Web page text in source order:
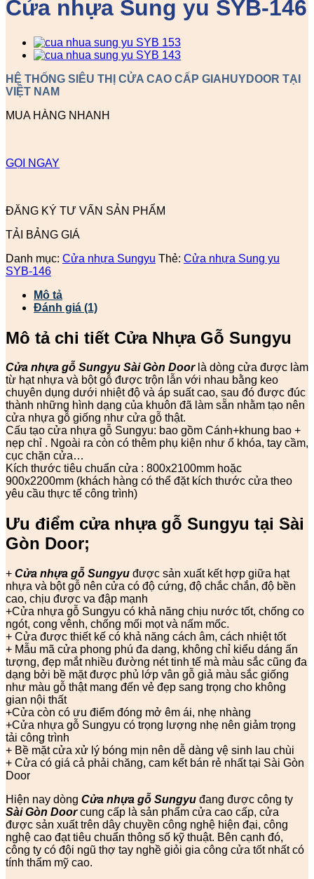
Cửa nhựa Sung yu SYB-146
HỆ THỐNG SIÊU THỊ CỬA CAO CẤP GIAHUYDOOR TẠI
VIỆT NAM
MUA HÀNG NHANH
GỌI NGAY
ĐĂNG KÝ TƯ VẤN SẢN PHẨM
TẢI BẢNG GIÁ
Danh mục: Cửa nhựa Sungyu Thẻ: Cửa nhựa Sung yu
SYB-146
Mô tả
Đánh giá (1)
Mô tả chi tiết Cửa Nhựa Gỗ Sungyu
Cửa nhựa gỗ Sungyu Sài Gòn Doorlà dòng cửa được làm
từ hạt nhựa và bột gỗ được trộn lẫn với nhau bằng keo
chuyên dụng dưới nhiệt độ và áp suất cao, sau đó được đúc
thành những hình dạng của khuôn đã làm sẵn nhằm tạo nên
cửa nhựa gỗ giống như cửa gỗ thật.
Cấu tạo cửa nhựa gỗ Sungyu: bao gồm Cánh+khung bao +
nẹp chỉ . Ngoài ra còn có thêm phụ kiện như ổ khóa, tay cầm,
cục chặn cửa…
Kích thước tiêu chuẩn cửa : 800x2100mm hoặc
900x2200mm (khách hàng có thể đặt kích thước cửa theo
yêu cầu thực tế công trình)
Ưu điểm cửa nhựa gỗ Sungyu tại Sài
Gòn Door;
+ Cửa nhựa gỗ Sungyu được sản xuất kết hợp giữa hạt
nhựa và bột gỗ nên cửa có độ cứng, độ chắc chắn, độ bền
cao, chịu được va đập mạnh
+Cửa nhựa gỗ Sungyu có khả năng chịu nước tốt, chống co
ngót, cong vênh, chống mối mọt và nấm mốc.
+ Cửa được thiết kế có khả năng cách âm, cách nhiệt tốt
+ Mẫu mã cửa phong phú đa dạng, không chỉ kiểu dáng ấn
tượng, đẹp mắt nhiều đường nét tinh tế mà màu sắc cũng đa
dạng bởi bề mặt được phủ lớp vân gỗ giả màu sắc giống
như màu gỗ thật mang đến vẻ đẹp sang trọng cho không
gian nội thất
+Cửa còn có ưu điểm đóng mở êm ái, nhẹ nhàng
+Cửa nhựa gỗ Sungyu có trọng lượng nhẹ nên giảm trọng
tải công trình
+ Bề mặt cửa xử lý bóng mịn nên dễ dàng vệ sinh lau chùi
+ Cửa có giá cả phải chăng, cam kết bán rẻ nhất tại Sài Gòn
Door
Hiện nay dòng Cửa nhựa gỗ Sungyu đang được công ty
Sài Gòn Doorcung cấp là sản phẩm cửa cao cấp, cửa
được sản xuất trên dây chuyền công nghệ hiện đại, công
nghệ cao đạt tiêu chuẩn thông số kỹ thuật. Bên cạnh đó,
công ty có đội ngũ thợ tay nghề giỏi gia công cửa tốt nhất có
tính thẩm mỹ cao.